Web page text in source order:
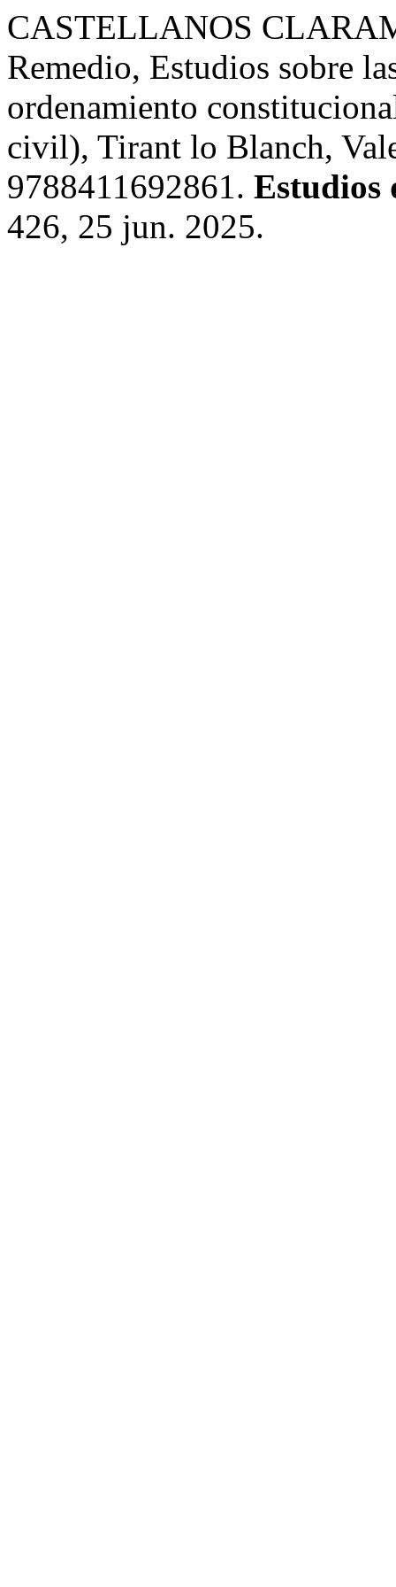
CASTELLANOS
Remedio, Estudios sobre
ordenamiento
civil), Tirant lo Blanch,
9788411692861. Estudios
426, 25 jun. 2025.